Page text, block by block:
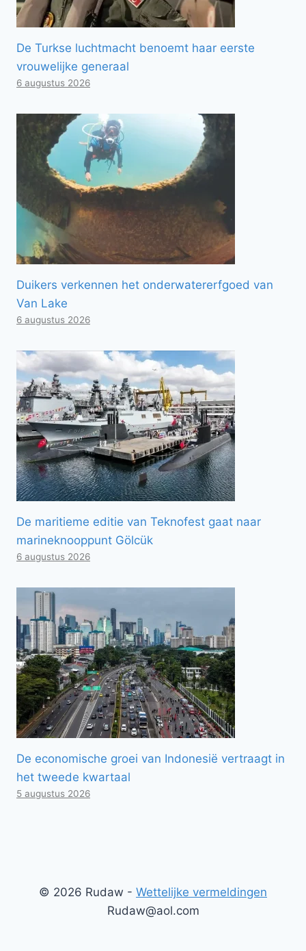
De Turkse luchtmacht benoemt haar eerste
vrouwelijke generaal
6 augustus 2026
Duikers verkennen het onderwatererfgoed van
Van Lake
6 augustus 2026
De maritieme editie van Teknofest gaat naar
marineknooppunt Gölcük
6 augustus 2026
De economische groei van Indonesië vertraagt ​​in
het tweede kwartaal
5 augustus 2026
© 2026 Rudaw - Wettelijke vermeldingen
Rudaw@aol.com